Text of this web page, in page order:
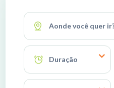
Aonde você quer
Duração